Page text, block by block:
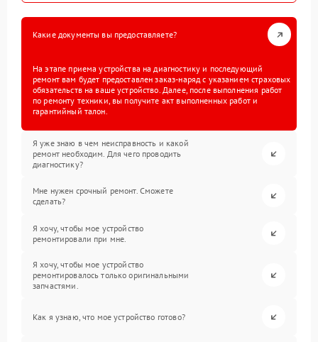
Какие документы вы предоставляете?
На этапе приема устройства на диагностику и последующий
ремонт вам будет предоставлен заказ-наряд с указанием страховых
обязательств на ваше устройство. Далее, после выполнения работ
по ремонту техники, вы получите акт выполненных работ и
гарантийный талон.
Я уже знаю в чем неисправность и какой
ремонт необходим. Для чего проводить
диагностику?
Мне нужен срочный ремонт. Сможете
сделать?
Я хочу, чтобы мое устройство
ремонтировали при мне.
Я хочу, чтобы мое устройство
ремонтировалось только оригинальными
запчастями.
Как я узнаю, что мое устройство готово?